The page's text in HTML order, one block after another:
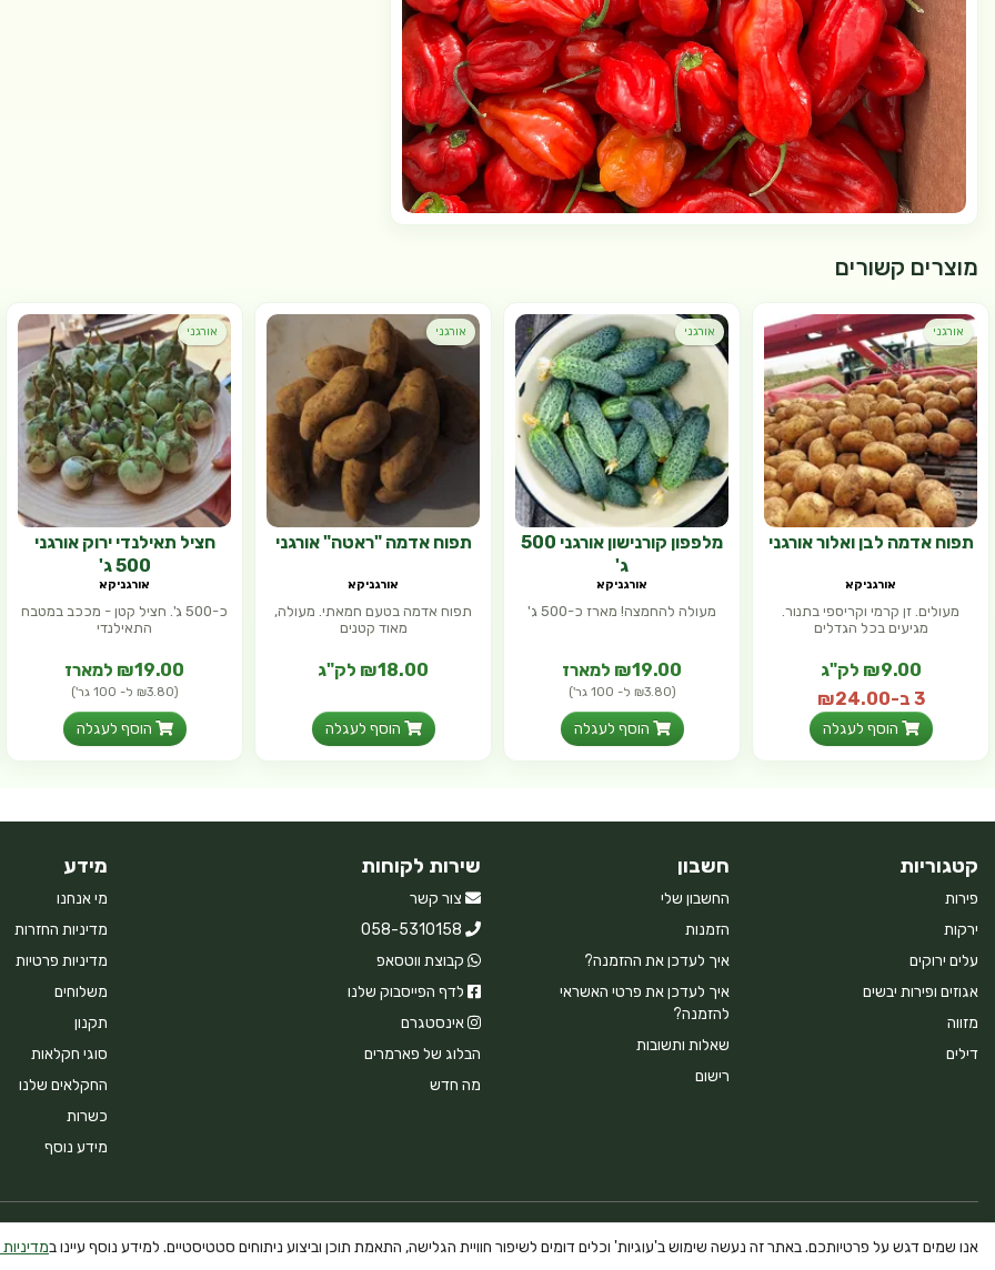
מוצרים קשורים
אורגני
תפוח אדמה לבן ואלור אורגני
אורגניקא
מעולים. זן קרמי וקריספי בתנור.
מגיעים בכל הגדלים
₪9.00 לק"ג
3 ב-₪24.00
הוסף לעגלה
אורגני
מלפפון קורנישון אורגני 500
ג'
אורגניקא
מעולה להחמצה! מארז כ-500 ג'
₪19.00 למארז
(₪3.80 ל- 100 גר')
הוסף לעגלה
אורגני
תפוח אדמה "ראטה" אורגני
אורגניקא
תפוח אדמה בטעם חמאתי. מעולה,
מאוד קטנים
₪18.00 לק"ג
הוסף לעגלה
אורגני
חציל תאילנדי ירוק אורגני
500 ג'
אורגניקא
כ-500 ג'. חציל קטן - מככב במטבח
התאילנדי
₪19.00 למארז
(₪3.80 ל- 100 גר')
הוסף לעגלה
קטגוריות
פירות
ירקות
עלים ירוקים
אגוזים ופירות יבשים
מזווה
דילים
חשבון
החשבון שלי
הזמנות
איך לעדכן את ההזמנה?
איך לעדכן את פרטי האשראי
להזמנה?
שאלות ותשובות
רישום
שירות לקוחות
צור קשר
058-5310158
קבוצת ווטסאפ
לדף הפייסבוק שלנו
אינסטגרם
הבלוג של פארמרים
מה חדש
מידע
מי אנחנו
מדיניות החזרות
מדיניות פרטיות
משלוחים
תקנון
סוגי חקלאות
החקלאים שלנו
כשרות
מידע נוסף
אנו שמים דגש על פרטיותכם. באתר זה נעשה שימוש ב'עוגיות' וכלים דומים לשיפור חוויית הגלישה, התאמת תוכן וביצוע ניתוחים סטטיסטיים. למידע נוסף עיינו ב